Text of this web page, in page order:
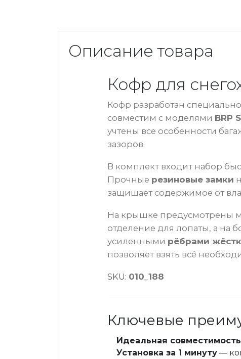
Описание товара
Кофр для
Кофр разработан
совместим с моделями BRP
учтены все особенности
зазоров.
В комплект входит набор
Прочные резиновые замки
защищает содержимое от
На крышке предусмотрены
отделение для лопаты, а на
усиленными рёбрами
позволяет взять всё
SKU: 010_188
Ключевые
Идеальная совместимость
Установка за 1 минуту —